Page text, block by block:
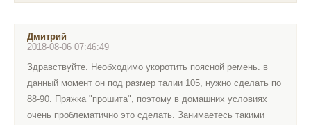
Дмитрий
2018-08-06 07:46:49
Здравствуйте. Необходимо укоротить поясной ремень. в
данный момент он под размер талии 105, нужно сделать по
88-90. Пряжка "прошита", поэтому в домашних условиях
очень проблематично это сделать. Занимаетесь такими